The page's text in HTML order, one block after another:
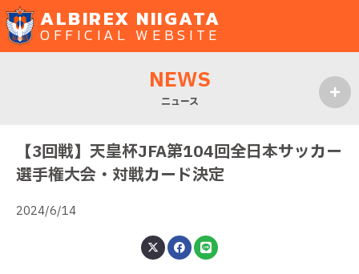
ALBIREX NIIGATA
OFFICIAL WEBSITE
NEWS
ニュース
【3回戦】天皇杯JFA第104回全日本サッカー
選手権大会・対戦カード決定
2024/6/14